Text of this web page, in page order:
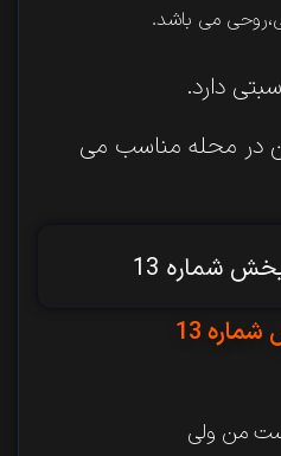
دارد.
در محله مناسب می
شماره 13
13
من ولی